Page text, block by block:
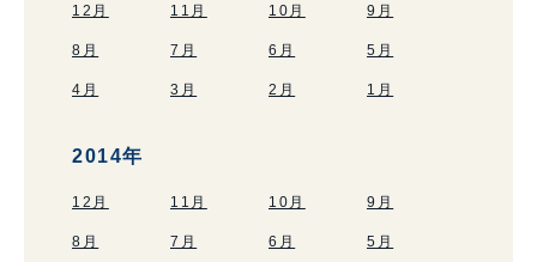
12月 11月 10月 9月
8月 7月 6月 5月
4月 3月 2月 1月
2014年
12月 11月 10月 9月
8月 7月 6月 5月